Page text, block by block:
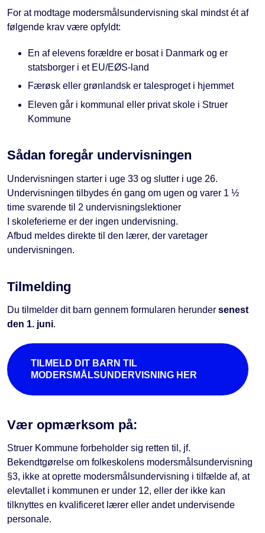
For at modtage modersmålsundervisning skal mindst ét af
følgende krav være opfyldt:
En af elevens forældre er bosat i Danmark og er
statsborger i et EU/EØS-land
Færøsk eller grønlandsk er talesproget i hjemmet
Eleven går i kommunal eller privat skole i Struer
Kommune
Sådan foregår undervisningen
Undervisningen starter i uge 33 og slutter i uge 26.
Undervisningen tilbydes én gang om ugen og varer 1 ½
time svarende til 2 undervisningslektioner
I skoleferierne er der ingen undervisning.
Afbud meldes direkte til den lærer, der varetager
undervisningen.
Tilmelding
Du tilmelder dit barn gennem formularen herunder senest
den 1. juni.
TILMELD DIT BARN TIL
MODERSMÅLSUNDERVISNING HER
Vær opmærksom på:
Struer Kommune forbeholder sig retten til, jf.
Bekendtgørelse om folkeskolens modersmålsundervisning
§3, ikke at oprette modersmålsundervisning i tilfælde af, at
elevtallet i kommunen er under 12, eller der ikke kan
tilknyttes en kvalificeret lærer eller andet undervisende
personale.